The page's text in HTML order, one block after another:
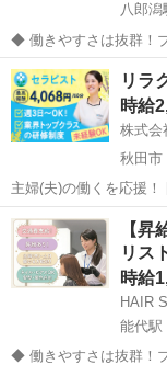
八郎潟
◆ 働きやすさは抜群！ブラン
利くため、自分のライ
る方も分かりやすいレ
ューできます 働
秋田 南秋田郡
リラ
時給
株式会
秋田市
主婦(夫)の働くを応援！ [勤務日数]： 週3日~
10:00~19:00/
べます [勤務地・最
秋田 秋田市 マ
【昇
リス
時給
能代駅
◆ 働きやすさは抜群！ブラン